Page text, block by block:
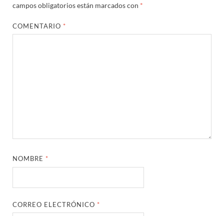
campos obligatorios están marcados con *
COMENTARIO *
NOMBRE *
CORREO ELECTRÓNICO *